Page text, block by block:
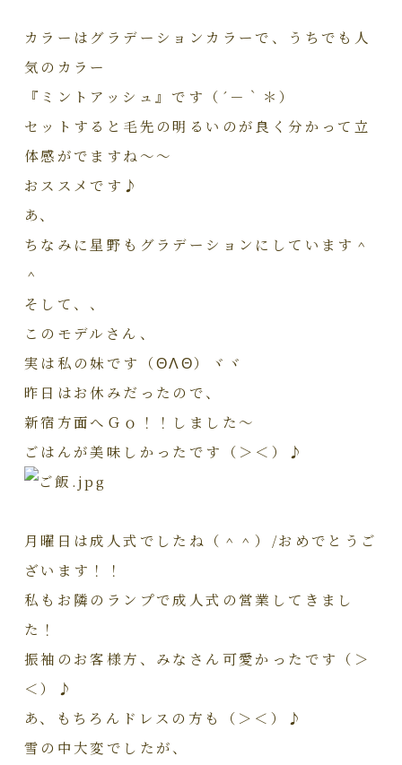
カラーはグラデーションカラーで、うちでも人
気のカラー
『ミントアッシュ』です（´－｀＊）
セットすると毛先の明るいのが良く分かって立
体感がでますね～～
おススメです♪
あ、
ちなみに星野もグラデーションにしています＾
＾
そして、、
このモデルさん、
実は私の妹です（ΘΛΘ）ヾヾ
昨日はお休みだったので、
新宿方面へＧｏ！！しました～
ごはんが美味しかったです（＞＜）♪
月曜日は成人式でしたね（＾＾）/おめでとうご
ざいます！！
私もお隣のランプで成人式の営業してきまし
た！
振袖のお客様方、みなさん可愛かったです（＞
＜）♪
あ、もちろんドレスの方も（＞＜）♪
雪の中大変でしたが、